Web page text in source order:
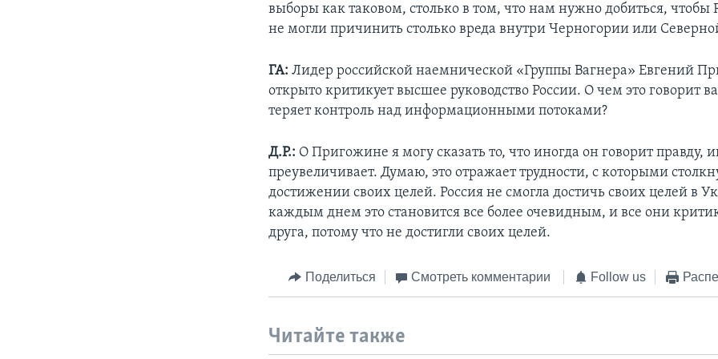
выборы как таковом, столько в том, что нам нужно добиться, чтобы
не могли причинить столько вреда внутри Черногории или
ГА:Лидер российской наемнической «Группы Вагнера» Евгений
открыто критикует высшее руководство России. О чем это говорит
теряет контроль над информационными потоками?
Д.Р.: О Пригожине я могу сказать то, что иногда он говорит правду,
преувеличивает. Думаю, это отражает трудности, с которыми
достижении своих целей. Россия не смогла достичь своих целей в
каждым днем это становится все более очевидным, и все они
друга, потому что не достигли своих целей.
Поделиться Смотреть комментарии Follow us
Читайте также